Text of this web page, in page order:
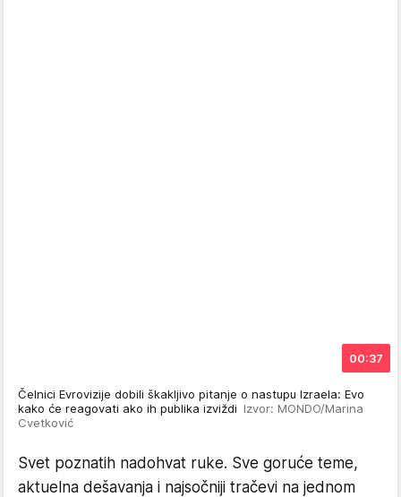
00:37
Čelnici Evrovizije dobili škakljivo pitanje o nastupu Izraela: Evo
kako će reagovati ako ih publika izviždi Izvor: MONDO/Marina
Cvetković
Svet poznatih nadohvat ruke. Sve goruće teme,
aktuelna dešavanja i najsočniji tračevi na jednom